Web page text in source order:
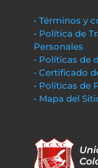
• Términos y
• Política de
Personales
• Políticas de
• Certificado
• Políticas de
• Mapa del